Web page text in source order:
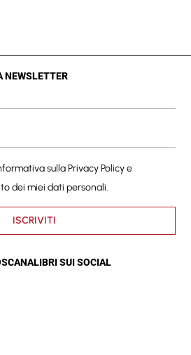
NEWSLETTER
sullaPrivacy Policye
dei miei dati personali.
ISCRIVITI
SUI SOCIAL